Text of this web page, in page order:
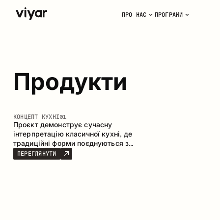
ПРО НАС ПРОГРАМИ
Продукти
КОНЦЕПТ КУХНІ01
Проєкт демонструє сучасну
інтерпретацію класичної кухні, де
традиційні форми поєднуються з
актуальними матеріалами та
стриманою колірною палітрою.
ПЕРЕГЛЯНУТИ